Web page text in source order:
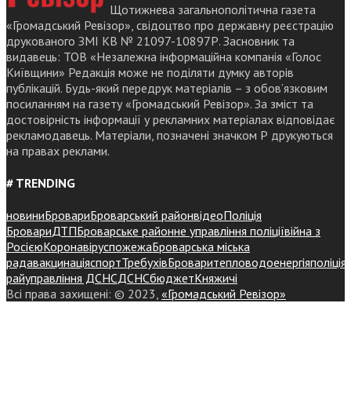
Щотижнева загальнополітична газета
«Громадський Ревізор», свідоцтво про державну реєстрацію
друкованого ЗМІ КВ № 21097-10897Р. Засновник та
видавець: ТОВ «Незалежна інформаційна компанія «Голос
Київщини» Редакція може не поділяти думку авторів
публікацій. Будь-який передрук матеріалів – з обов’язковим
посиланням на газету «Громадський Ревізор». За зміст та
достовірність інформації у рекламних матеріалах відповідає
рекламодавець. Матеріали, позначені значком Р друкуються
на правах реклами.
# TRENDING
новиниБровариБроварський районвідеоПоліція
БровариДТПБроварське районне управління поліціївійна з
РосієюКоронавіруспожежаБроварська міська
радавакцинаціяспортТребухівБроваритепловодоенергіяполіція
райуправління ДСНСДСНСбюджетКняжичі
Всі права захищені: © 2023, «Громадський Ревізор»